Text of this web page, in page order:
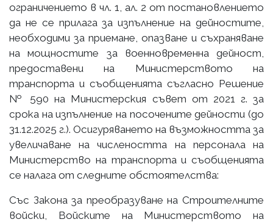
ограничението в чл. 1, ал. 2 от постановлението
да не се прилага за изпълнение на дейностите,
необходими за приемане, опазване и съхраняване
на мощностите за военновременна дейност,
предоставени на Министерството на
транспорта и съобщенията съгласно Решение
№ 590 на Министерския съвет от 2021 г. за
срока на изпълнение на посочените дейности (до
31.12.2025 г.). Осигуряването на възможността за
увеличаване на числеността на персонала на
Министерство на транспорта и съобщенията
се налага от следните обстоятелства:
Със Закона за преобразуване на Строителните
войски, Войските на Министерството на